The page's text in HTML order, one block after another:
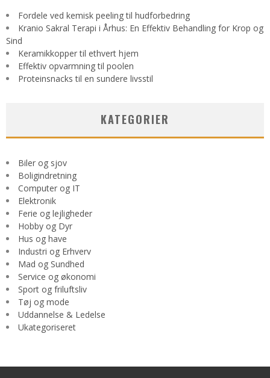
Fordele ved kemisk peeling til hudforbedring
Kranio Sakral Terapi i Århus: En Effektiv Behandling for Krop og
Sind
Keramikkopper til ethvert hjem
Effektiv opvarmning til poolen
Proteinsnacks til en sundere livsstil
KATEGORIER
Biler og sjov
Boligindretning
Computer og IT
Elektronik
Ferie og lejligheder
Hobby og Dyr
Hus og have
Industri og Erhverv
Mad og Sundhed
Service og økonomi
Sport og friluftsliv
Tøj og mode
Uddannelse & Ledelse
Ukategoriseret